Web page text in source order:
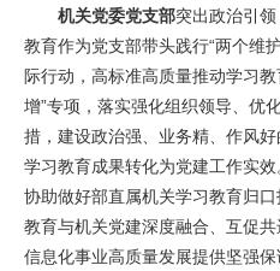
机关党委党支部突出政治引
教育作为党支部带头践行“两个维
际行动，高标准高质量推动学习
增”专项，落实强化组织领导、优
措，建设政治强、业务精、作风
学习教育成果转化为党建工作实
协助做好部直属机关学习教育归
教育与机关党建深度融合、互促
信息化事业高质量发展提供坚强保